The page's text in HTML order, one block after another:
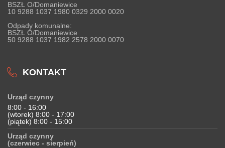
BSZŁ O/Domaniewice
10 9288 1037 1980 0329 2000 0020
Odpady komunalne:
BSZŁ O/Domaniewice
50 9288 1037 1982 2578 2000 0070
KONTAKT
Urząd czynny
8:00 - 16:00
(wtorek) 8:00 - 17:00
(piątek) 8:00 - 15:00
Urząd czynny
(czerwiec - sierpień)